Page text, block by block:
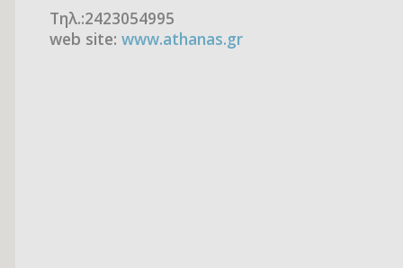
Τηλ.:2423054995
web site: www.athanas.gr